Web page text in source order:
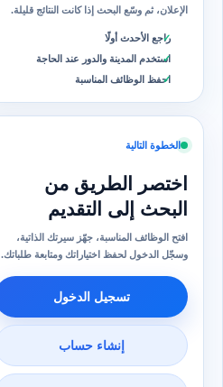
الإعلان، ثم وسّع البحث إذا كانت النتائج قليلة.
راجع الأحدث أولًا
استخدم المدينة والدور عند الحاجة
احفظ الوظائف المناسبة
الخطوة التالية
اختصر الطريق من
البحث إلى التقديم
افتح الوظائف المناسبة، جهّز سيرتك الذاتية،
وسجّل الدخول لحفظ اختياراتك ومتابعة طلباتك.
تسجيل الدخول
إنشاء حساب